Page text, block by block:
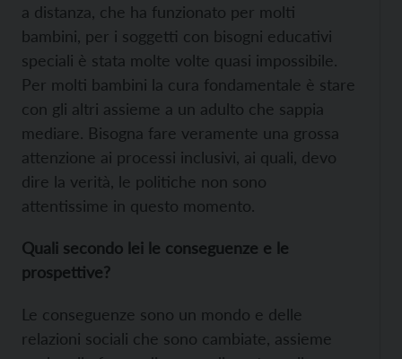
a distanza, che ha funzionato per molti
bambini, per i soggetti con bisogni educativi
speciali è stata molte volte quasi impossibile.
Per molti bambini la cura fondamentale è stare
con gli altri assieme a un adulto che sappia
mediare. Bisogna fare veramente una grossa
attenzione ai processi inclusivi, ai quali, devo
dire la verità, le politiche non sono
attentissime in questo momento.
Quali secondo lei le conseguenze e le
prospettive?
Le conseguenze sono un mondo e delle
relazioni sociali che sono cambiate, assieme